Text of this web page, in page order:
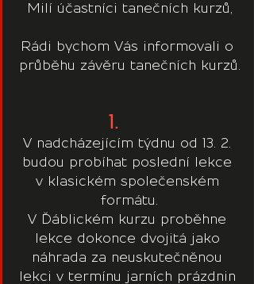
Milí účastníci tanečních kurzů,
Rádi bychom Vás informovali o
průběhu závěru tanečních kurzů.
1.
V nadcházejícím týdnu od 13. 2.
budou probíhat poslední lekce
v klasickém společenském
formátu.
V Ďáblickém kurzu proběhne
lekce dokonce dvojitá jako
náhrada za neuskutečněnou
lekci v termínu jarních prázdnin